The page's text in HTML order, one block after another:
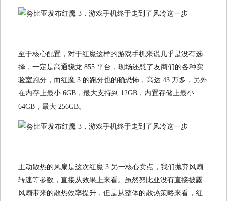
至于核心配置，对于红魔这样的游戏手机来说几乎是没有选
择，一定是高通骁龙 855 平台，现场还怼了友商们的各种实
验室跑分，而红魔 3 的跑分也的确恐怖，高达 43 万多，另外
在内存上最小 6GB，最大支持到 12GB，内置存储上最小
64GB，最大 256GB。
主动散热的风扇是这次红魔 3 另一核心卖点，我们抛弃风扇
转速等参数，直接从效果上来看。虽然努比亚没有直接披露
风扇带来的散热效率提升，但是从整体的散热策略来看，红